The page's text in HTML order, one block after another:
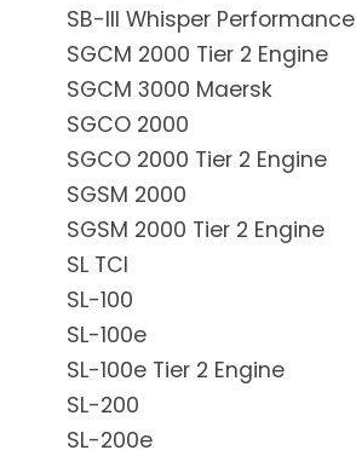
SB-III Whisper Performance
SGCM 2000 Tier 2 Engine
SGCM 3000 Maersk
SGCO 2000
SGCO 2000 Tier 2 Engine
SGSM 2000
SGSM 2000 Tier 2 Engine
SL TCI
SL-100
SL-100e
SL-100e Tier 2 Engine
SL-200
SL-200e